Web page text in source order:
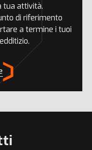
tua attività.
di riferimento
a termine i tuoi